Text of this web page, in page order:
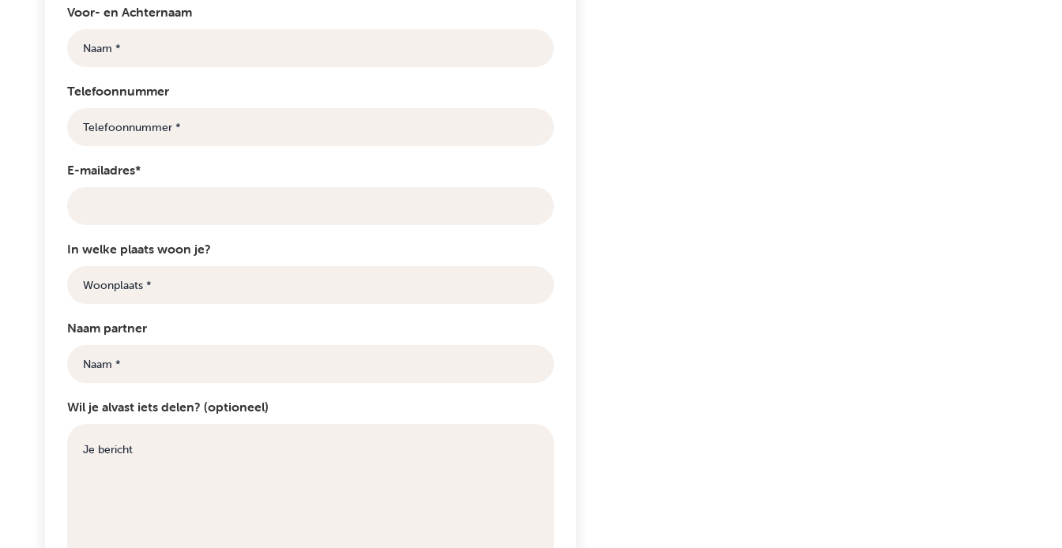
Voor- en Achternaam
Telefoonnummer
E-mailadres*
In welke plaats woon je?
Naam partner
Wil je alvast iets delen? (optioneel)